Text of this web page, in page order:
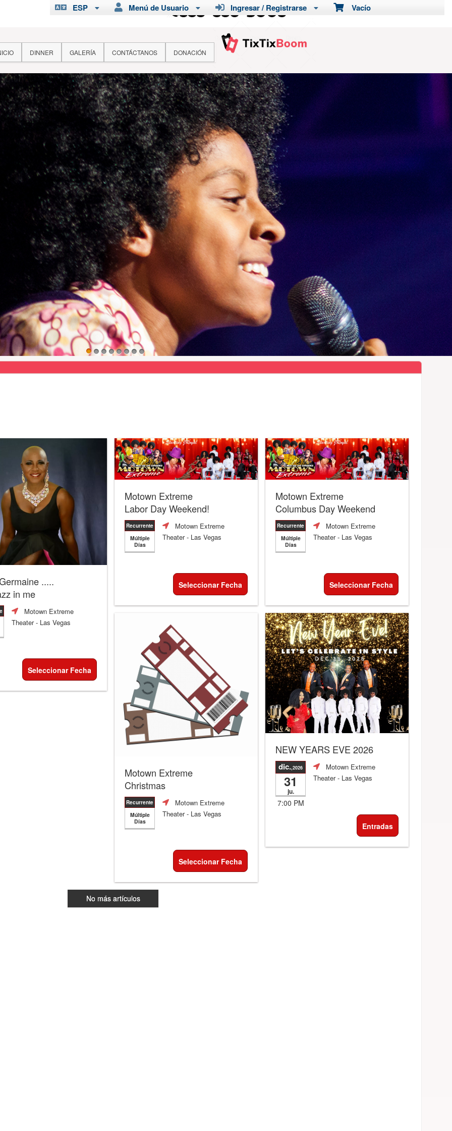
Vacío
Ingresar / Registrarse
Menú de Usuario
ESP
DINNER GALERÍA CONTÁCTANOS DONACIÓN
.....
in me
Motown Extreme
Theater- Las Vegas
Seleccionar Fecha
Motown Extreme
Labor Day Weekend!
Recurrente
Múltiple
Días
Motown Extreme
Theater- Las Vegas
Seleccionar Fecha
Motown Extreme
Columbus Day Weekend
Recurrente
Múltiple
Días
Motown Extreme
Theater- Las Vegas
Seleccionar Fecha
Motown Extreme
Christmas
Recurrente
Múltiple
Días
Motown Extreme
Theater- Las Vegas
Seleccionar Fecha
NEW YEARS EVE 2026
dic.,2026
31
ju.
7:00 PM
Motown Extreme
Theater- Las Vegas
Entradas
No más artículos